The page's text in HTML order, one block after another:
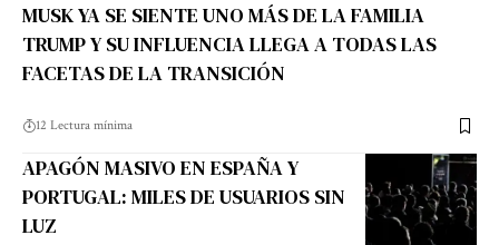
MUSK YA SE SIENTE UNO MÁS DE LA FAMILIA
TRUMP Y SU INFLUENCIA LLEGA A TODAS LAS
FACETAS DE LA TRANSICIÓN
12 Lectura mínima
APAGÓN MASIVO EN ESPAÑA Y
PORTUGAL: MILES DE USUARIOS SIN
LUZ